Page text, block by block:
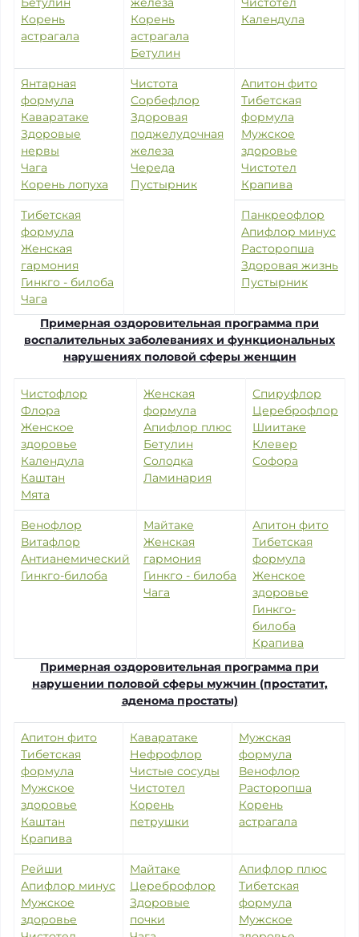
Корень
астрагала
Корень
астрагала
Бетулин
Календула
Янтарная
формула
Каваратаке
Здоровые
нервы
Чага
Корень лопуха
Чистота
Сорбефлор
Здоровая
поджелудочная
железа
Череда
Пустырник
Апитон фито
Тибетская
формула
Мужское
здоровье
Чистотел
Крапива
Тибетская
формула
Женская
гармония
Гинкго - билоба
Чага
Панкреофлор
Апифлор минус
Расторопша
Здоровая жизнь
Пустырник
Примерная оздоровительная программа при
воспалительных заболеваниях и функциональных
нарушениях половой сферы женщин
Чистофлор
Флора
Женское
здоровье
Календула
Каштан
Мята
Женская
формула
Апифлор плюс
Бетулин
Солодка
Ламинария
Спируфлор
Цереброфлор
Шиитаке
Клевер
Софора
Венофлор
Витафлор
Антианемический
Гинкго-билоба
Майтаке
Женская
гармония
Гинкго - билоба
Чага
Апитон фито
Тибетская
формула
Женское
здоровье
Гинкго-
билоба
Крапива
Примерная оздоровительная программа при
нарушении половой сферы мужчин (простатит,
аденома простаты)
Апитон фито
Тибетская
формула
Мужское
здоровье
Каштан
Крапива
Каваратаке
Нефрофлор
Чистые сосуды
Чистотел
Корень
петрушки
Мужская
формула
Венофлор
Расторопша
Корень
астрагала
Рейши
Апифлор минус
Мужское
здоровье
Майтаке
Цереброфлор
Здоровые
почки
Апифлор плюс
Тибетская
формула
Мужское